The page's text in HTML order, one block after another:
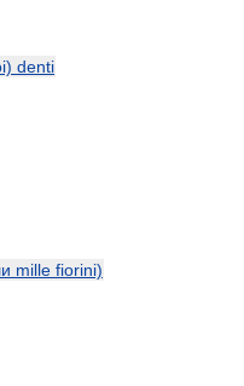
denti
mille fiorini)